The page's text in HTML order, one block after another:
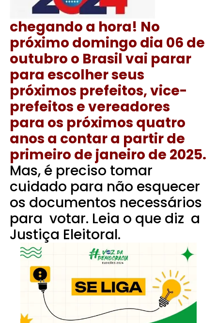
chegando a hora! No
próximo domingo dia 06 de
outubro o Brasil vai parar
para escolher seus
próximos prefeitos, vice-
prefeitos e vereadores
para os próximos quatro
anos a contar a partir de
primeiro de janeiro de 2025.
Mas, é preciso tomar
cuidado para não esquecer
os documentos necessários
para votar. Leia o que diz a
Justiça Eleitoral.